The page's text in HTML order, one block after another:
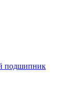
подшипник